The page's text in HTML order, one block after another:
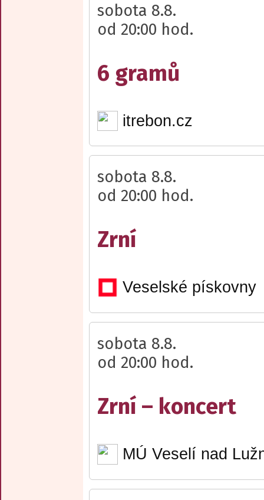
sobota 8.8.
od 20:00 hod.
6 gramů
itrebon.cz
sobota 8.8.
od 20:00 hod.
Zrní
Veselské pískovny
sobota 8.8.
od 20:00 hod.
Zrní – koncert
MÚ Veselí nad